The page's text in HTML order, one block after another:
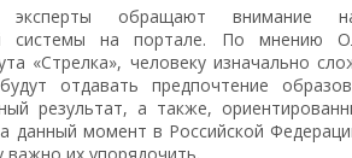
обращают внимание на
системы на портале. По мнению
«Стрелка», человеку изначально
отдавать предпочтение
результат, а также,
данный момент в Российской